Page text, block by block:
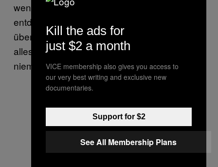
wenn du einLavados
entdeckst? Die Friedhofsprofis sehen das
überraschend entspannt. Grundsätzlich ist
alles in Ordnung, solange man damit
niemanden stört.
Kill the ads for
just $2 a month
VICE membership also gives you access to
our very best writing and exclusive new
documentaries.
Support for $2
See All Membership Plans